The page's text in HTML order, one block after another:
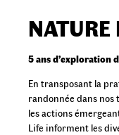
5 ans d’exploration
En transposant la
randonnée dans
les actions
Life informent les